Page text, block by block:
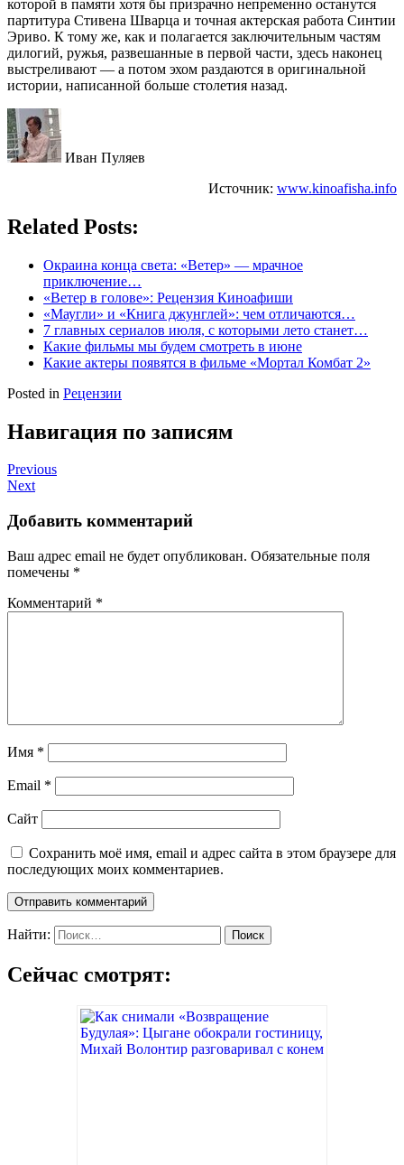
которой в памяти хотя бы призрачно непременно останутся
партитура Стивена Шварца и точная актерская работа Синтии
Эриво. К тому же, как и полагается заключительным частям
дилогий, ружья, развешанные в первой части, здесь наконец
выстреливают — а потом эхом раздаются в оригинальной
истории, написанной больше столетия назад.
Иван Пуляев
Источник: www.kinoafisha.info
Related Posts:
Окраина конца света: «Ветер» — мрачное
приключение…
«Ветер в голове»: Рецензия Киноафиши
«Маугли» и «Книга джунглей»: чем отличаются…
7 главных сериалов июля, с которыми лето станет…
Какие фильмы мы будем смотреть в июне
Какие актеры появятся в фильме «Мортал Комбат 2»
Posted in Рецензии
Навигация по записям
Previous
Next
Добавить комментарий
Ваш адрес email не будет опубликован. Обязательные поля
помечены *
Комментарий *
Имя *
Email *
Сайт
Сохранить моё имя, email и адрес сайта в этом браузере для
последующих моих комментариев.
Найти:
Сейчас смотрят: